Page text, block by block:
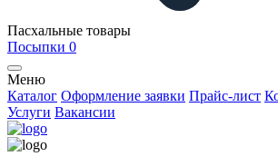
Пасхальные товары
Посыпки 0
Меню
Каталог Оформление заявки Прайс-лист
Услуги Вакансии